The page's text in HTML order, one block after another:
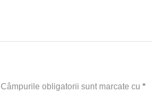
Câmpurile obligatorii sunt marcate cu *